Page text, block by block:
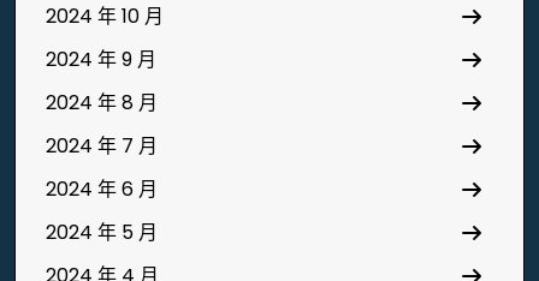
2024 年 10 月
2024 年 9 月
2024 年 8 月
2024 年 7 月
2024 年 6 月
2024 年 5 月